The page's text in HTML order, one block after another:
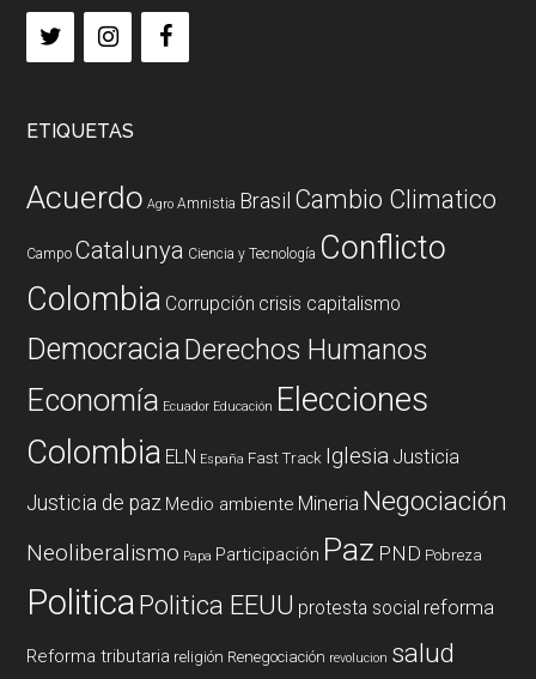
ETIQUETAS
Acuerdo Agro Amnistia Brasil Cambio Climatico
Campo Catalunya Ciencia y Tecnología Conflicto
Colombia Corrupción crisis capitalismo
DemocraciaDerechos Humanos
Economía Ecuador Educación Elecciones
Colombia ELN España Fast Track Iglesia Justicia
Justicia de paz Medio ambiente Mineria Negociación
Neoliberalismo Papa Participación Paz PND Pobreza
PoliticaPolitica EEUU protesta social reforma
Reforma tributaria religión Renegociación revolucion salud